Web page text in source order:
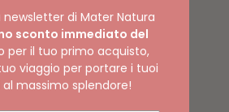
newsletter di Mater Natura
sconto immediato del
per il tuo primo acquisto,
viaggio per portare i tuoi
massimo splendore!